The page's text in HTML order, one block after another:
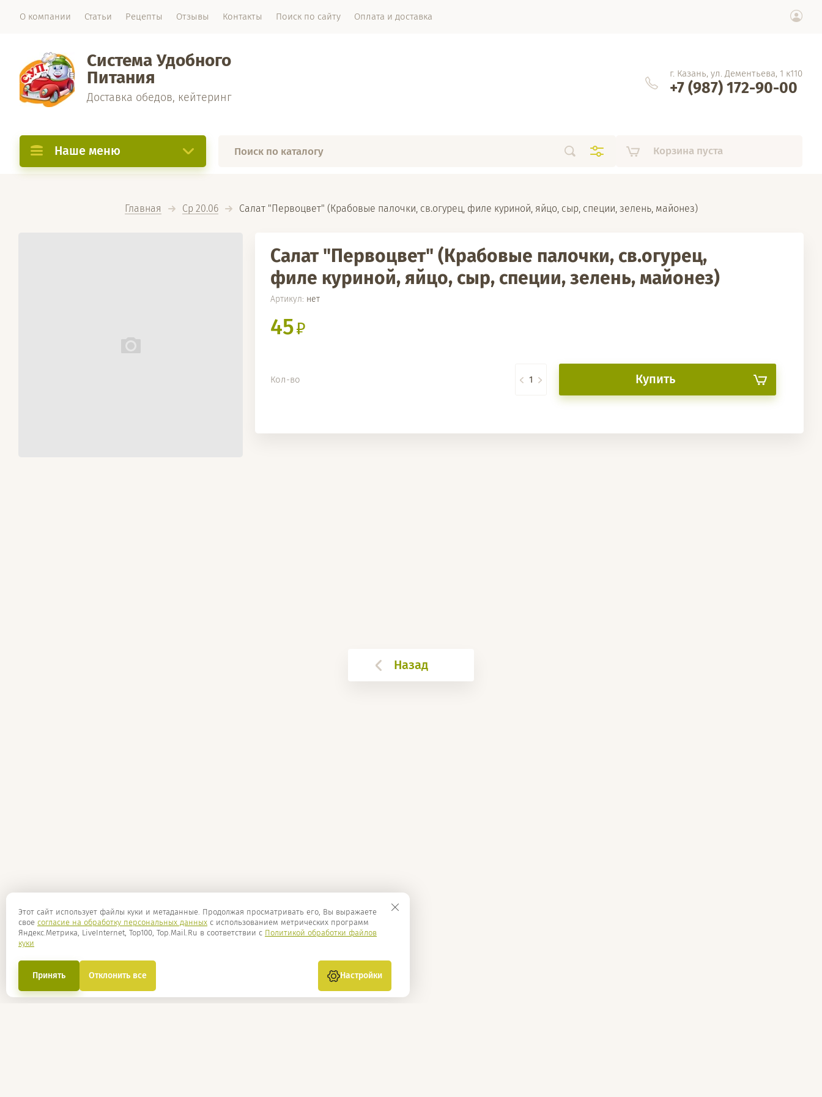
О компании Статьи Рецепты Отзывы Контакты Поиск по сайту Оплата и доставка
Система Удобного
Питания
Доставка обедов, кейтеринг
г. Казань, ул. Дементьева, 1 к110
+7 (987) 172-90-00
Наше меню Корзина пуста
Главная Ср 20.06
  Салат "Первоцвет" (Крабовые палочки, св.огурец, филе куриной, яйцо, сыр, специи, зелень, майонез)
Салат "Первоцвет" (Крабовые палочки, св.огурец,
филе куриной, яйцо, сыр, специи, зелень, майонез)
Артикул: нет
45
Кол-во Купить
Назад
Этот сайт использует файлы куки и метаданные. Продолжая просматривать его, Вы выражаете
свое согласие на обработку персональных данных с использованием метрических программ
Яндекс.Метрика, LiveInternet, Top100, Top.Mail.Ru в соответствии с Политикой обработки файлов
куки
Принять Отклонить все Настройки